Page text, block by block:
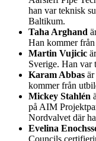
han var teknisk
Baltikum.
Taha Arghand
Han kommer
Martin Vujicic
Sverige. Han var
Karam Abbas
kommer från
Mickey Stahlén
på AIM
Nordvalvet där
Evelina
Councils